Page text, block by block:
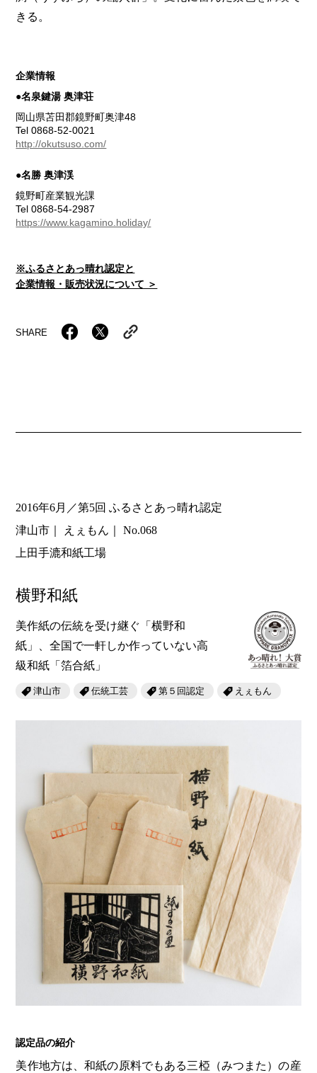
きる。
企業情報
●名泉鍵湯 奥津荘
岡山県苫田郡鏡野町奥津48
Tel 0868-52-0021
http://okutsuso.com/
●名勝 奥津渓
鏡野町産業観光課
Tel 0868-54-2987
https://www.kagamino.holiday/
※ふるさとあっ晴れ認定と
企業情報・販売状況について ＞
SHARE
2016年6月／第5回 ふるさとあっ晴れ認定
津山市
えぇもん
No.068
上田手漉和紙工場
横野和紙
美作紙の伝統を受け継ぐ「横野和
紙」、全国で一軒しか作っていない高
級和紙「箔合紙」
津山市 伝統工芸 第５回認定 えぇもん
認定品の紹介
美作地方は、和紙の原料でもある三椏（みつまた）の産